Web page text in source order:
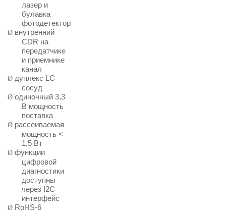
лазер и
булавка
фотодетектор
Ø внутренний
CDR на
передатчике
и приемнике
канал
Ø дуплекс LC
сосуд
Ø одиночный 3,3
В мощность
поставка
Ø рассеиваемая
мощность <
1,5 Вт
Ø функции
цифровой
диагностики
доступны
через I2C
интерфейс
Ø RoHS-6